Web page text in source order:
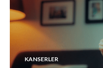
KANSERLER